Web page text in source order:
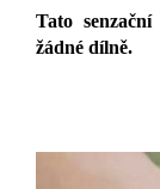
Tato
žádné dílně.